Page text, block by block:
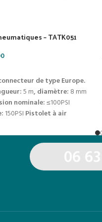
– TATK051
de type Europe.
5 m, diamètre: 8 mm
nominale:≤100PSI
150PSI Pistolet à air
Pistolet à airpression
750ccPistolet de
pression
maximale:320PSI